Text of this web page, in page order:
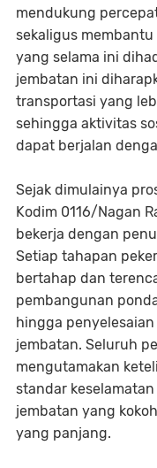
mendukung
sekaligus
yang selama ini
jembatan ini
transportasi yang
sehingga aktivitas
dapat berjalan
Sejak dimulainya
Kodim 0116/Nagan
bekerja dengan
Setiap tahapan
bertahap dan
pembangunan
hingga
jembatan. Seluruh
mengutamakan
standar
jembatan yang
yang panjang.